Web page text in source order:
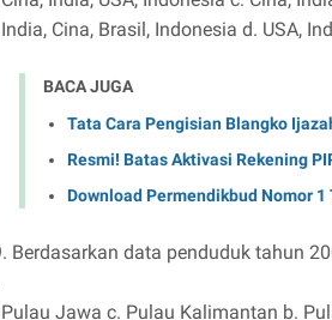
Cina, Brasil, Indonesia d. USA,
BACA JUGA
Tata Cara Pengisian Blangko
Resmi! Batas Aktivasi Rekening
Download Permendikbud Nomor 1
Berdasarkan data penduduk tahun
Jawa c. Pulau Kalimantan b.